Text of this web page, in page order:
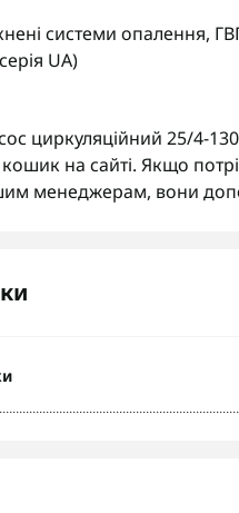
системи опалення,
UA)
циркуляційний 25/4-
на сайті. Якщо
менеджерам, вони